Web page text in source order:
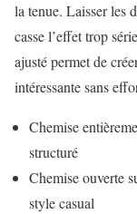
la tenue. Laisser les
casse l’effet trop
ajusté permet de
intéressante sans
Chemise
structuré
Chemise ouverte
style casual